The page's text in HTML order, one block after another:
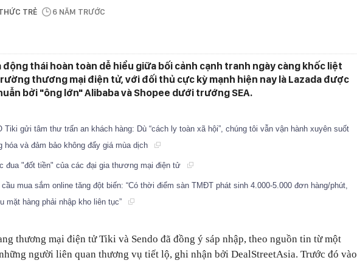
TRẺ 6 NĂM TRƯỚC
động thái hoàn toàn dễ hiểu giữa bối cảnh cạnh tranh ngày càng khốc liệt
thương mại điện tử, với đối thủ cực kỳ mạnh hiện nay là Lazada được
bởi "ông lớn" Alibaba và Shopee dưới trướng SEA.
Tiki gửi tâm thư trấn an khách hàng: Dù “cách ly toàn xã hội”, chúng tôi vẫn vận hành xuyên suốt
hóa và đảm bảo không đẩy giá mùa dịch
đua "đốt tiền" của các đại gia thương mại điện tử
cầu mua sắm online tăng đột biến: “Có thời điểm sàn TMĐT phát sinh 4.000-5.000 đơn hàng/phút,
mặt hàng phải nhập kho liên tục”
thương mại điện tử Tiki và Sendo đã đồng ý sáp nhập, theo nguồn tin từ một
người liên quan thương vụ tiết lộ, ghi nhận bởi DealStreetAsia. Trước đó vào